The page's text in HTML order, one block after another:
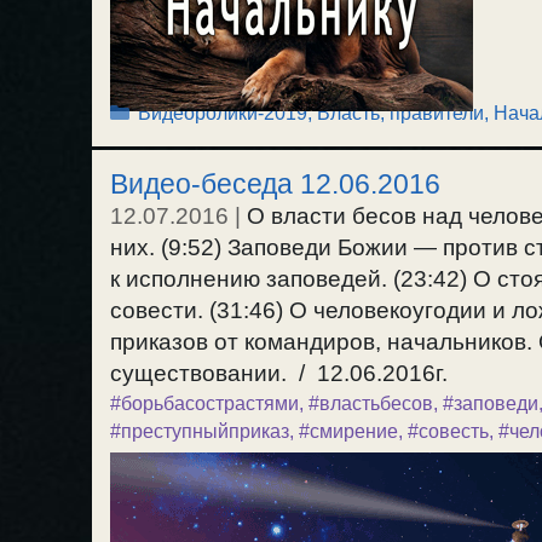
Рубрики
Видеоролики-2019,Власть, правители,
Видео-беседа 12.06.2016
12.07.2016
О власти бесов над
них. (9:52) Заповеди Божии — против
к исполнению заповедей. (23:42) О
совести. (31:46) О человекоугодии и
приказов от командиров,
существовании. / 12.06.2016г.
#борьбасострастями, #властьбесов, #заповеди,
#преступныйприказ, #смирение, #совесть,